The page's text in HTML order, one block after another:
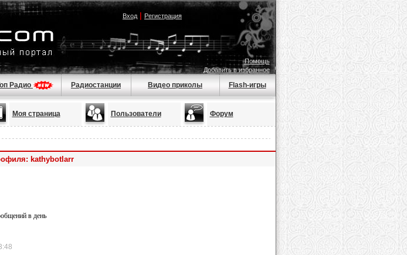
Вход| Регистрация
Помощь
Добавить в избранное
Радио Радиостанции Видео приколы Flash-игры
Моя страница Пользователи Форум
kathybotlarr
в день